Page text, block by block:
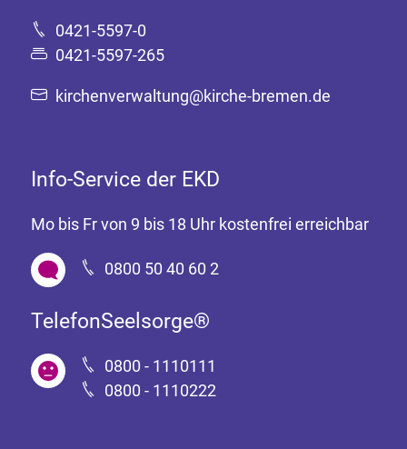
0421-5597-0
0421-5597-265
kirchenverwaltung@kirche-bremen.de
Info-Service der EKD
Mo bis Fr von 9 bis 18 Uhr kostenfrei erreichbar
0800 50 40 60 2
TelefonSeelsorge®
0800 - 1110111
0800 - 1110222